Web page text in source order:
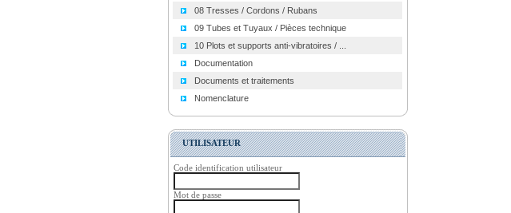
08 Tresses / Cordons / Rubans
09 Tubes et Tuyaux / Pièces technique
10 Plots et supports anti-vibratoires / ...
Documentation
Documents et traitements
Nomenclature
UTILISATEUR
Code identification utilisateur
Mot de passe